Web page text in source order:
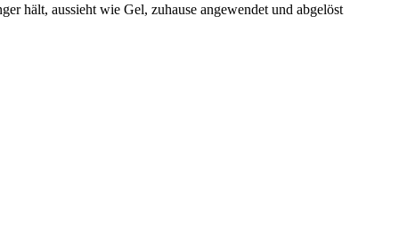
hält, aussieht wie Gel, zuhause angewendet und abgelöst